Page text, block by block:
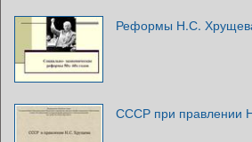
Реформы Н.С.
СССР при правлении